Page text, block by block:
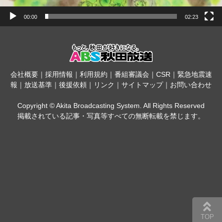
00:00 02:23
会社概要｜ 採用情報 ｜ 利用規約 ｜ 番組審議会 ｜ CSR｜ 緊急地震速
報 ｜ 放送基準 ｜ 後援依頼 ｜ リンク ｜ サイトマップ｜ お問い合わせ
Copyright © Akita Broadcasting System. All Rights Reserved
掲載されている記事・写真等すべての無断転載を禁じます。